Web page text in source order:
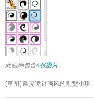
此画廊包含4张图片。
[草图] 幽灵诡计画风的别墅小琪